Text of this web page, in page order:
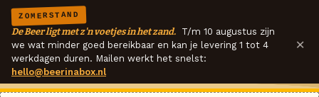
ZOMERSTAND
De Beer ligt met z'n voetjes in het zand. T/m 10 augustus zijn
we wat minder goed bereikbaar en kan je levering 1 tot 4
werkdagen duren. Mailen werkt het snelst:
hello@beerinabox.nl
×